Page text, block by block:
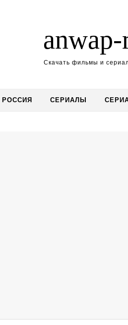
Скачать фильмы и
РОССИЯ СЕРИАЛЫ